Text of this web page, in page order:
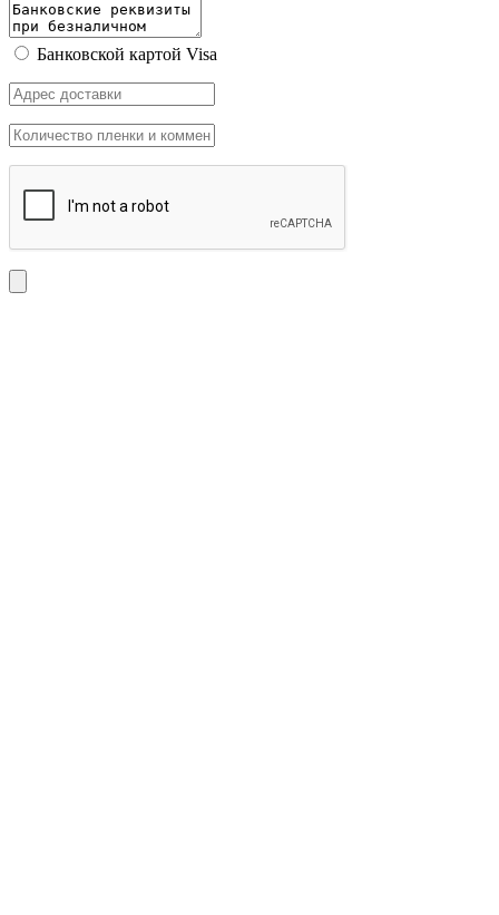
Банковской картой Visa